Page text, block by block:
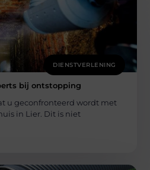
DIENSTVERLENING
bij ontstopping
u geconfronteerd wordt met
in Lier. Dit is niet